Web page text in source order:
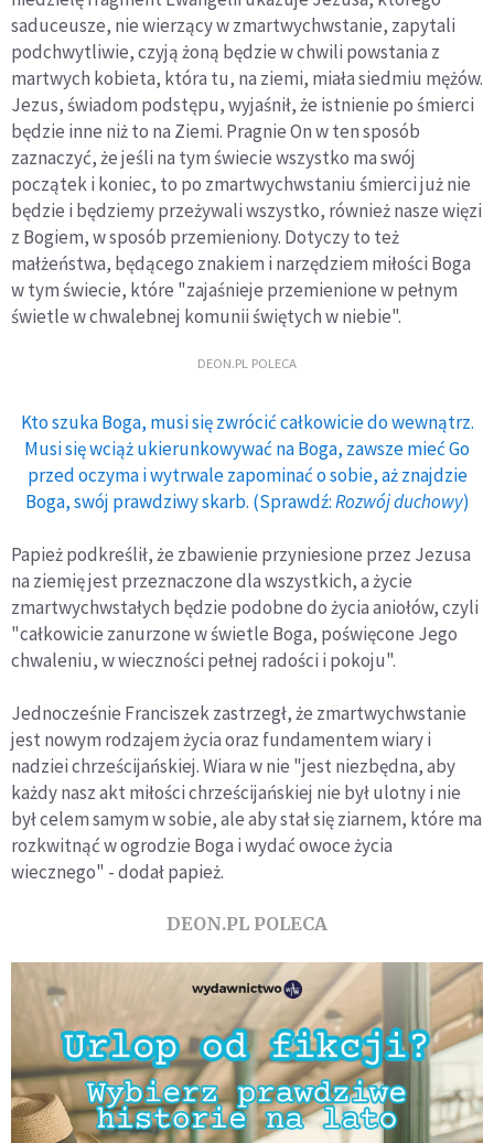
saduceusze, nie wierzący w zmartwychwstanie, zapytali
podchwytliwie, czyją żoną będzie w chwili powstania z
martwych kobieta, która tu, na ziemi, miała siedmiu mężów.
Jezus, świadom podstępu, wyjaśnił, że istnienie po śmierci
będzie inne niż to na Ziemi. Pragnie On w ten sposób
zaznaczyć, że jeśli na tym świecie wszystko ma swój
początek i koniec, to po zmartwychwstaniu śmierci już nie
będzie i będziemy przeżywali wszystko, również nasze więzi
z Bogiem, w sposób przemieniony. Dotyczy to też
małżeństwa, będącego znakiem i narzędziem miłości Boga
w tym świecie, które "zajaśnieje przemienione w pełnym
świetle w chwalebnej komunii świętych w niebie".
DEON.PL POLECA
Kto szuka Boga, musi się zwrócić całkowicie do wewnątrz.
Musi się wciąż ukierunkowywać na Boga, zawsze mieć Go
przed oczyma i wytrwale zapominać o sobie, aż znajdzie
Boga, swój prawdziwy skarb. (Sprawdź:Rozwój duchowy)
Papież podkreślił, że zbawienie przyniesione przez Jezusa
na ziemię jest przeznaczone dla wszystkich, a życie
zmartwychwstałych będzie podobne do życia aniołów, czyli
"całkowicie zanurzone w świetle Boga, poświęcone Jego
chwaleniu, w wieczności pełnej radości i pokoju".
Jednocześnie Franciszek zastrzegł, że zmartwychwstanie
jest nowym rodzajem życia oraz fundamentem wiary i
nadziei chrześcijańskiej. Wiara w nie "jest niezbędna, aby
każdy nasz akt miłości chrześcijańskiej nie był ulotny i nie
był celem samym w sobie, ale aby stał się ziarnem, które ma
rozkwitnąć w ogrodzie Boga i wydać owoce życia
wiecznego" - dodał papież.
DEON.PL POLECA